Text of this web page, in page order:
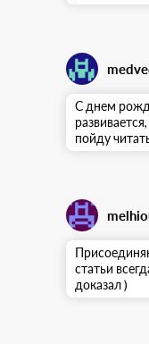
С днем
пойду
статьи
доказал )